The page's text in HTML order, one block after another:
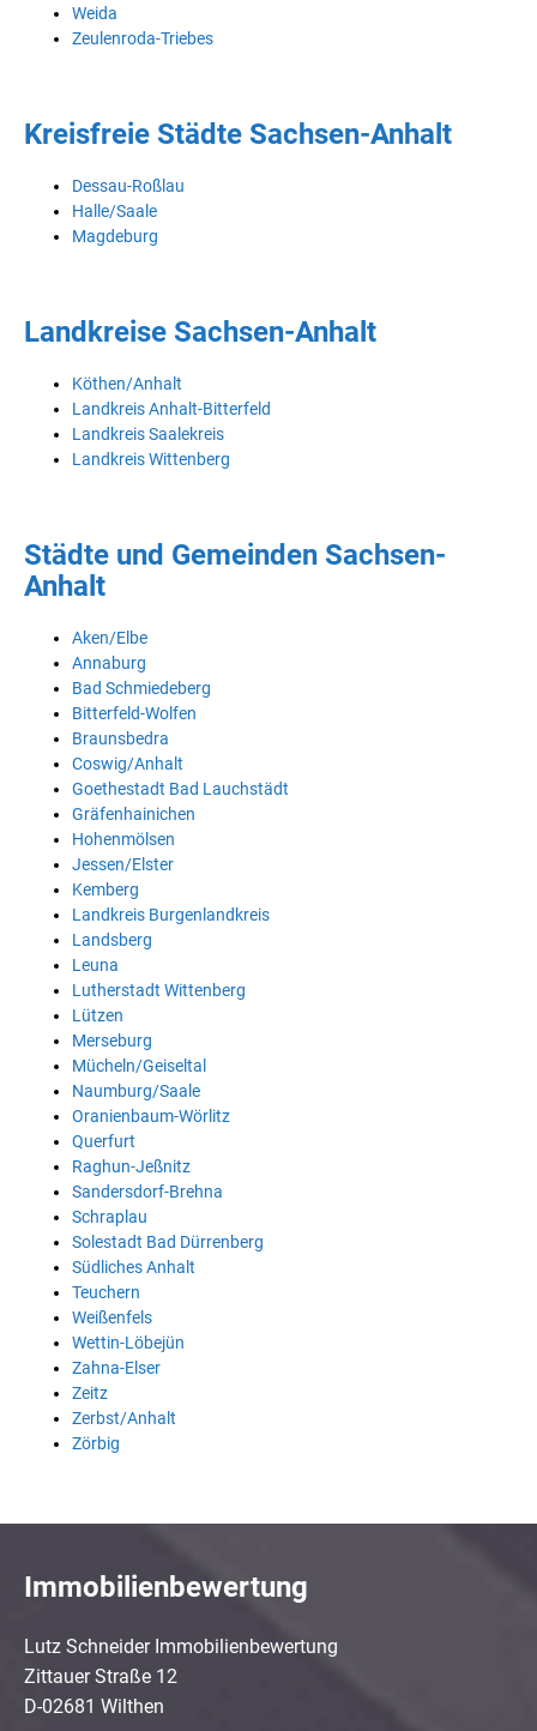
Weida
Zeulenroda-Triebes
Kreisfreie Städte Sachsen-Anhalt
Dessau-Roßlau
Halle/Saale
Magdeburg
Landkreise Sachsen-Anhalt
Köthen/Anhalt
Landkreis Anhalt-Bitterfeld
Landkreis Saalekreis
Landkreis Wittenberg
Städte und Gemeinden Sachsen-
Anhalt
Aken/Elbe
Annaburg
Bad Schmiedeberg
Bitterfeld-Wolfen
Braunsbedra
Coswig/Anhalt
Goethestadt Bad Lauchstädt
Gräfenhainichen
Hohenmölsen
Jessen/Elster
Kemberg
Landkreis Burgenlandkreis
Landsberg
Leuna
Lutherstadt Wittenberg
Lützen
Merseburg
Mücheln/Geiseltal
Naumburg/Saale
Oranienbaum-Wörlitz
Querfurt
Raghun-Jeßnitz
Sandersdorf-Brehna
Schraplau
Solestadt Bad Dürrenberg
Südliches Anhalt
Teuchern
Weißenfels
Wettin-Löbejün
Zahna-Elser
Zeitz
Zerbst/Anhalt
Zörbig
Immobilienbewertung
Lutz Schneider Immobilienbewertung
Zittauer Straße 12
D-02681 Wilthen